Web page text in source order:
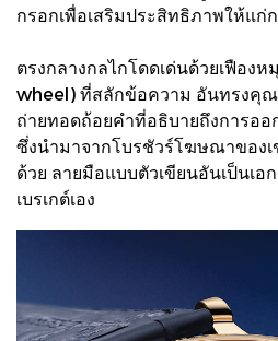
กรอกเพื่อเสริมประสิทธิภาพให้แก่
ตรงกลางกลไกโดดเด่นด้วยเฟือ
wheel) ที่สลักข้อความ อันทรงคุ
ถ่ายทอดถ้อยคําที่อธิบายถึงการอ
ซึ่งนํามาจากโบรชัวร์โฆษณาของ
ด้วย ลายมือแบบตัวเขียนอันเป็นเ
เบรเกต์เอง